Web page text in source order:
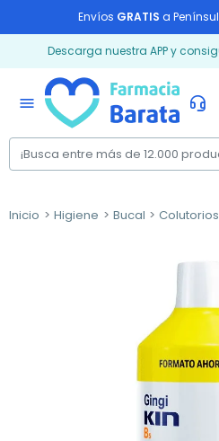
Envíos GRATIS a
Descarga nuestra APP y
menu
Inicio Higiene Bucal